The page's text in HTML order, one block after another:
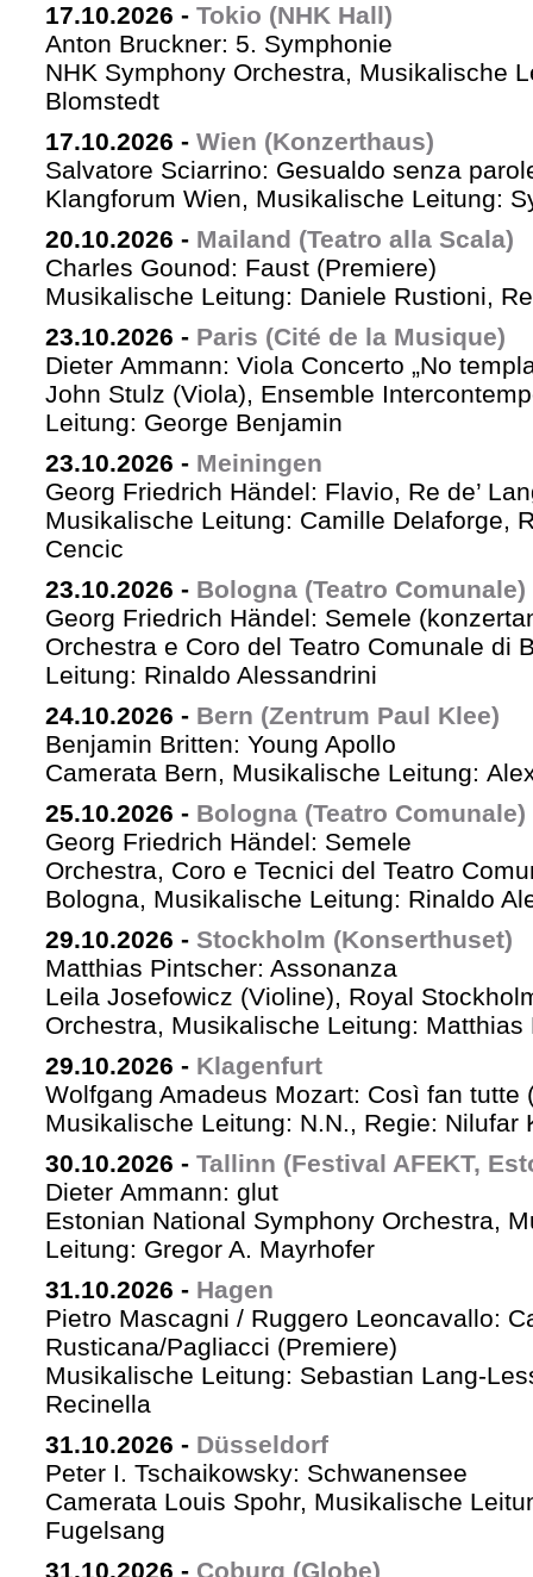
17.10.2026 - Tokio (NHK Hall)
Anton Bruckner: 5. Symphonie
NHK Symphony Orchestra, Musikalische
Blomstedt
17.10.2026 - Wien (Konzerthaus)
Salvatore Sciarrino: Gesualdo senza
Klangforum Wien, Musikalische Leitung:
20.10.2026 - Mailand (Teatro alla Scala)
Charles Gounod: Faust (Premiere)
Musikalische Leitung: Daniele Rustioni,
23.10.2026 - Paris (Cité de la Musique)
Dieter Ammann: Viola Concerto „No
John Stulz (Viola), Ensemble
Leitung: George Benjamin
23.10.2026 - Meiningen
Georg Friedrich Händel: Flavio, Re de’
Musikalische Leitung: Camille Delaforge,
Cencic
23.10.2026 - Bologna (Teatro Comunale)
Georg Friedrich Händel: Semele
Orchestra e Coro del Teatro Comunale di
Leitung: Rinaldo Alessandrini
24.10.2026 - Bern (Zentrum Paul Klee)
Benjamin Britten: Young Apollo
Camerata Bern, Musikalische Leitung:
25.10.2026 - Bologna (Teatro Comunale)
Georg Friedrich Händel: Semele
Orchestra, Coro e Tecnici del Teatro
Bologna, Musikalische Leitung: Rinaldo
29.10.2026 - Stockholm (Konserthuset)
Matthias Pintscher: Assonanza
Leila Josefowicz (Violine), Royal
Orchestra, Musikalische Leitung: Matthias
29.10.2026 - Klagenfurt
Wolfgang Amadeus Mozart: Così fan tutte
Musikalische Leitung: N.N., Regie: Nilufar
30.10.2026 - Tallinn (Festival AFEKT,
Dieter Ammann: glut
Estonian National Symphony Orchestra,
Leitung: Gregor A. Mayrhofer
31.10.2026 - Hagen
Pietro Mascagni / Ruggero Leoncavallo:
Rusticana/Pagliacci (Premiere)
Musikalische Leitung: Sebastian Lang-
Recinella
31.10.2026 - Düsseldorf
Peter I. Tschaikowsky: Schwanensee
Camerata Louis Spohr, Musikalische
Fugelsang
31.10.2026 - Coburg (Globe)